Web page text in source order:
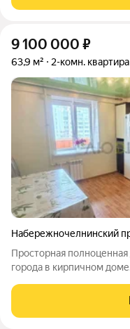
9 100 000 ₽
63,9 м² 2-комн. квартира
Набережночелнинский
Просторная
города в кирпичном
без опеки и обременения.